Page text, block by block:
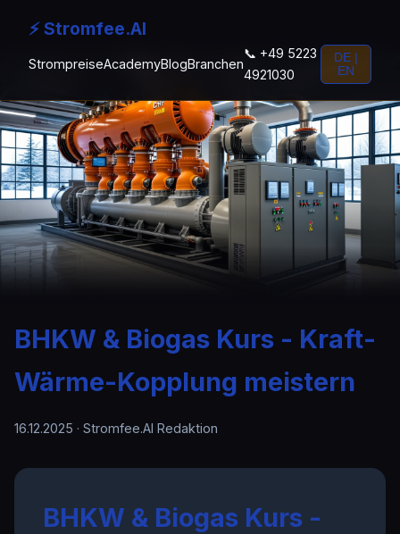
⚡ Stromfee.AI
StrompreiseAcademyBlogBranchen
📞 +49 5223
4921030
DE |
EN
BHKW & Biogas Kurs - Kraft-
Wärme-Kopplung meistern
16.12.2025 · Stromfee.AI Redaktion
BHKW & Biogas Kurs -